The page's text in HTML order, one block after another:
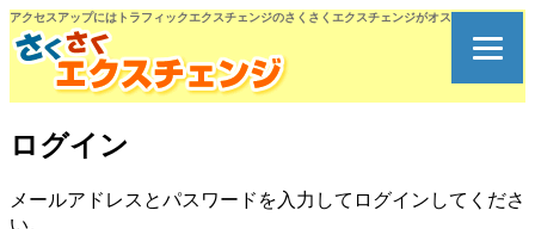
アクセスアップにはトラフィックエクスチェンジのさくさくエクスチェンジがオススメです。
ログイン
メールアドレスとパスワードを入力してログインしてくださ
い。